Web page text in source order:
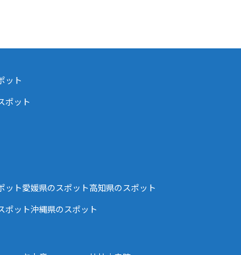
ット
ポット
ット愛媛県のスポット高知県のスポット
ポット沖縄県のスポット